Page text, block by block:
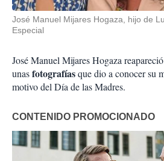
José Manuel Mijares Hogaza, hijo de
Especial
José Manuel Mijares Hogaza
unasfotografíasque dio a conocer su
motivo del Día de las Madres.